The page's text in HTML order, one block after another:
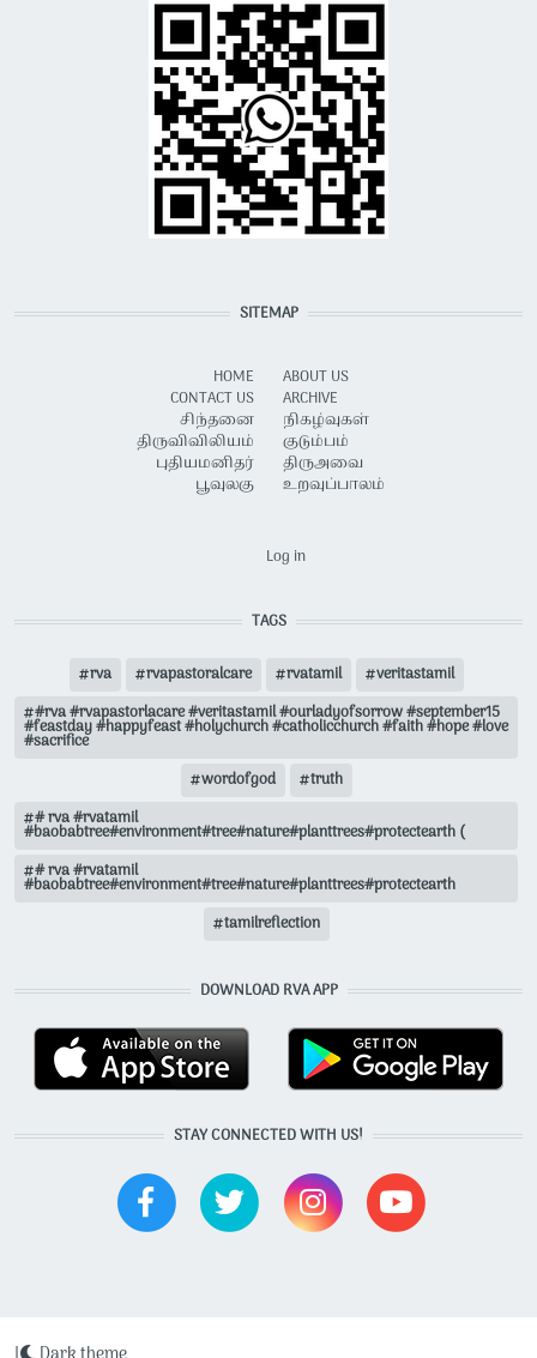
SITEMAP
HOME
CONTACT US
சிந்தனை
திருவிவிலியம்
புதியமனிதர்
பூவுலகு
ABOUT US
ARCHIVE
நிகழ்வுகள்
குடும்பம்
திருஅவை
உறவுப்பாலம்
Log in
TAGS
rva rvapastoralcare rvatamil
veritastamil
#rva #rvapastorlacare #veritastamil #ourladyofsorrow #september15
#feastday #happyfeast #holychurch #catholicchurch #faith #hope #love
#sacrifice
wordofgod
truth
# rva #rvatamil
#baobabtree#environment#tree#nature#planttrees#protectearth (
# rva #rvatamil
#baobabtree#environment#tree#nature#planttrees#protectearth
tamilreflection
DOWNLOAD RVA APP
STAY CONNECTED WITH US!